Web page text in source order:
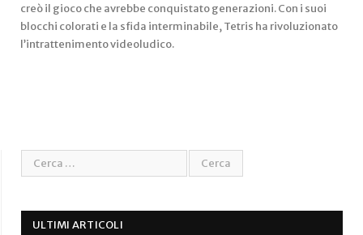
creò il gioco che avrebbe conquistato generazioni. Con i suoi
blocchi colorati e la sfida interminabile, Tetris ha rivoluzionato
l’intrattenimento videoludico.
ULTIMI ARTICOLI